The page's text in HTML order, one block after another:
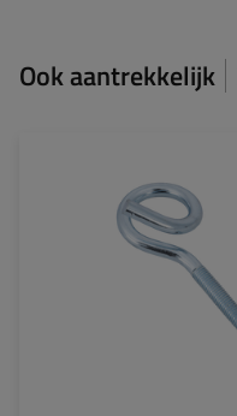
Ook aantrekkelijk